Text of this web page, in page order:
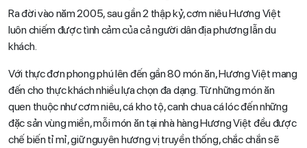
Ra đời vào năm 2005, sau gần 2 thập kỷ, cơm niêu Hương Việt
luôn chiếm được tình cảm của cả người dân địa phương lẫn du
khách.
Với thực đơn phong phú lên đến gần 80 món ăn, Hương Việt mang
đến cho thực khách nhiều lựa chọn đa dạng. Từ những món ăn
quen thuộc như cơm niêu, cá kho tộ, canh chua cá lóc đến những
đặc sản vùng miền, mỗi món ăn tại nhà hàng Hương Việt đều được
chế biến tỉ mỉ, giữ nguyên hương vị truyền thống, chắc chắn sẽ